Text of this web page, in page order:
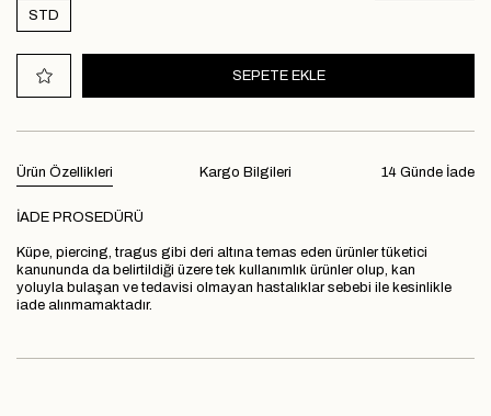
STD
Ürün Özellikleri 14 Günde İade
Kargo Bilgileri
İADE PROSEDÜRÜ
Küpe, piercing, tragus gibi deri altına temas eden ürünler tüketici
kanununda da belirtildiği üzere tek kullanımlık ürünler olup, kan
yoluyla bulaşan ve tedavisi olmayan hastalıklar sebebi ile kesinlikle
iade alınmamaktadır.